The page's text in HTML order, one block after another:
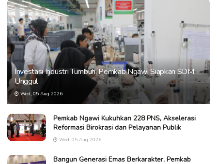
Investasi Industri Tumbuh, Pemkab Ngawi Siapkan SDM
Unggul
Wed, 05 Aug 2026
Pemkab Ngawi Kukuhkan 228 PNS, Akselerasi
Reformasi Birokrasi dan Pelayanan Publik
Wed, 05 Aug 2026
Bangun Generasi Emas Berkarakter, Pemkab